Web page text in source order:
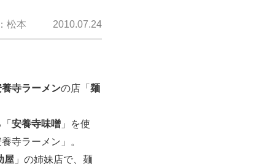
松本 2010.07.24
養寺ラーメンの店「 麺
安養寺味噌 」を使
寺ラーメン」。
屋 」の姉妹店で、麺